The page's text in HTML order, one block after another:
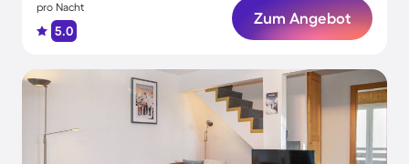
pro Nacht
5.0
Zum Angebot